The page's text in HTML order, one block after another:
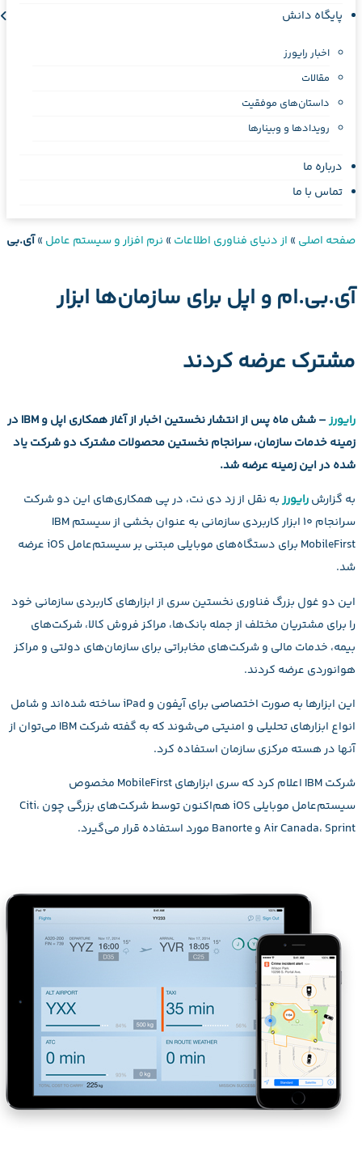
پایگاه دانش
اخبار رایورز
مقالات
داستان‌های موفقیت
رویدادها و وبینارها
درباره ما
تماس با ما
صفحه اصلی » از دنیای فناوری اطلاعات » نرم افزار و سیستم عامل »
آی.بی.ام و اپل برای سازمان‌ها ابزار
مشترک عرضه کردند
رایورز
– شش ماه پس از انتشار نخستین اخبار از آغاز همکاری اپل و IBM در
زمینه خدمات سازمان، سرانجام نخستین محصولات مشترک دو شرکت یاد
شده در این زمینه عرضه شد.
به گزارشرایورزبه نقل از زد دی نت، در پی همکاری‌های این دو شرکت
سرانجام ۱۰ ابزار کاربردی سازمانی به عنوان بخشی از سیستم IBM
MobileFirst برای دستگاه‌های موبایلی مبتنی بر سیستم‌عامل iOS عرضه
شد.
این دو غول بزرگ فناوری نخستین سری از ابزارهای کاربردی سازمانی خود
را برای مشتریان مختلف از جمله بانک‌ها، مراکز فروش کالا، شرکت‌های
بیمه، خدمات مالی و شرکت‌های مخابراتی برای سازمان‌های دولتی و مراکز
هوانوردی عرضه کردند.
این ابزارها به صورت اختصاصی برای آیفون و iPad ساخته شده‌اند و شامل
انواع ابزارهای تحلیلی و امنیتی می‌شوند که به گفته شرکت IBM می‌توان از
آنها در هسته مرکزی سازمان استفاده کرد.
شرکت IBM اعلام کرد که سری ابزارهای MobileFirst مخصوص
سیستم‌عامل موبایلی iOS هم‌اکنون توسط شرکت‌های بزرگی چون Citi،
Air Canada، Sprint و Banorte مورد استفاده قرار می‌گیرد.